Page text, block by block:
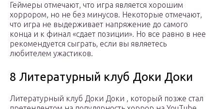
Геймеры отмечают, что игра является хорошим
хоррором, но не без минусов. Некоторые отмечают,
что игра не выдерживает напряжение до самого
конца и к финал «сдает позиции». Но все равно в нее
рекомендуется сыграть, если вы являетесь
любителем ужастиков.
8 Литературный клуб Доки Доки
Литературный клуб Доки Доки , который позже стал